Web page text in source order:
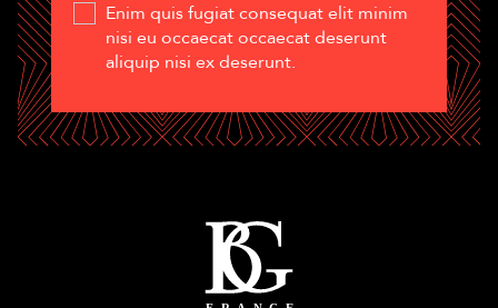
Enim quis fugiat consequat elit minim
nisi eu occaecat occaecat deserunt
aliquip nisi ex deserunt.